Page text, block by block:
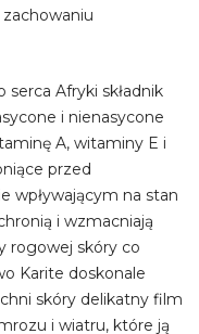
Afryki składnik
i nienasycone
A, witaminy E i
przed
wpływającym na stan
i wzmacniają
rogowej skóry co
Karite doskonale
skóry delikatny film
i wiatru, które ją